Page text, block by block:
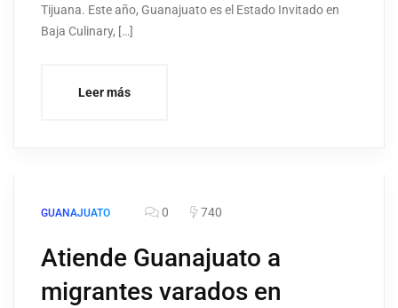
Tijuana. Este año, Guanajuato es el Estado Invitado en
Baja Culinary, […]
Leer más
GUANAJUATO 0 740
Atiende Guanajuato a
migrantes varados en